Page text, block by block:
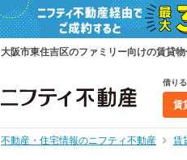
大阪市東住吉区のファミリー向けの賃貸
借りる
賃
不動産・住宅情報のニフティ不動産 賃